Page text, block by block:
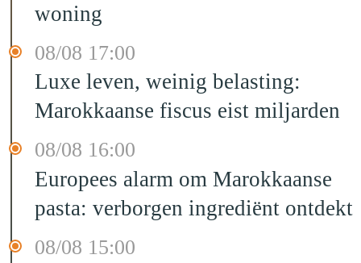
woning
08/08 17:00
Luxe leven, weinig belasting:
Marokkaanse fiscus eist miljarden
08/08 16:00
Europees alarm om Marokkaanse
pasta: verborgen ingrediënt ontdekt
08/08 15:00